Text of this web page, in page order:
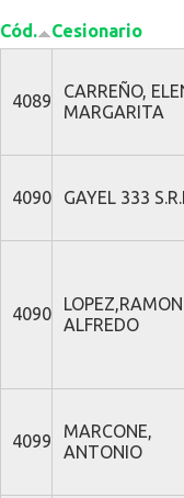
Cód. Cesionario
4089
CARREÑO,
MARGARITA
4090 GAYEL 333
4090
LOPEZ,RAMON
ALFREDO
4099
MARCONE,
ANTONIO